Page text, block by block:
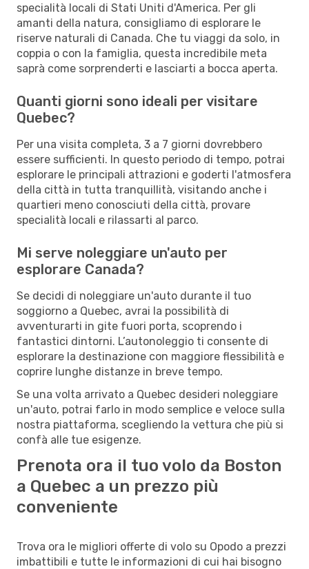
specialità locali di Stati Uniti d'America. Per gli
amanti della natura, consigliamo di esplorare le
riserve naturali di Canada. Che tu viaggi da solo, in
coppia o con la famiglia, questa incredibile meta
saprà come sorprenderti e lasciarti a bocca aperta.
Quanti giorni sono ideali per visitare
Quebec?
Per una visita completa, 3 a 7 giorni dovrebbero
essere sufficienti. In questo periodo di tempo, potrai
esplorare le principali attrazioni e goderti l'atmosfera
della città in tutta tranquillità, visitando anche i
quartieri meno conosciuti della città, provare
specialità locali e rilassarti al parco.
Mi serve noleggiare un'auto per
esplorare Canada?
Se decidi di noleggiare un'auto durante il tuo
soggiorno a Quebec, avrai la possibilità di
avventurarti in gite fuori porta, scoprendo i
fantastici dintorni. L’autonoleggio ti consente di
esplorare la destinazione con maggiore flessibilità e
coprire lunghe distanze in breve tempo.
Se una volta arrivato a Quebec desideri noleggiare
un'auto, potrai farlo in modo semplice e veloce sulla
nostra piattaforma, scegliendo la vettura che più si
confà alle tue esigenze.
Prenota ora il tuo volo da Boston
a Quebec a un prezzo più
conveniente
Trova ora le migliori offerte di volo su Opodo a prezzi
imbattibili e tutte le informazioni di cui hai bisogno